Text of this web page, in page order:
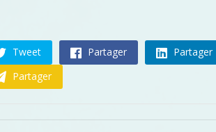
Tweet Partager
Partager
Partager